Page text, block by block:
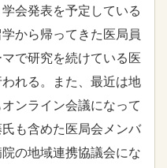
会発表を予定している
から帰ってきた医局員
で研究を続けている医
れる。また、最近は地
ンライン会議になって
も含めた医局会メンバ
の地域連携協議会にな